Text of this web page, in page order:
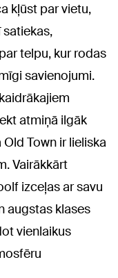
kļūst par vietu,
satiekas,
telpu, kur rodas
savienojumi.
atmiņā ilgāk
Town ir lieliska
Vairākkārt
izceļas ar savu
augstas klases
vienlaikus